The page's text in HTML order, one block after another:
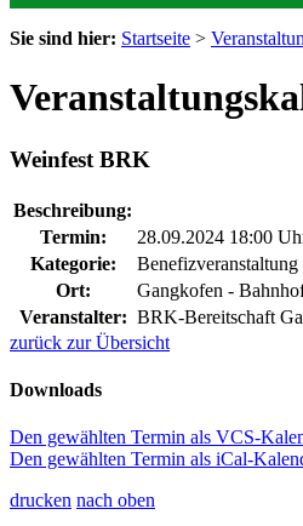
Sie sind hier: Startseite >
Weinfest BRK
Beschreibung:
Termin:
28.09.2024 18:00
Kategorie:
Benefizveranstaltung
Ort:
Gangkofen -
Veranstalter: BRK-Bereitschaft
zurück zur Übersicht
Downloads
Den gewählten Termin als VCS-
Den gewählten Termin als iCal-
drucken nach oben